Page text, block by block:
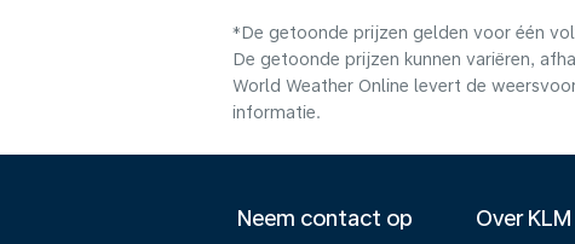
*De getoonde prijzen gelden voor één
De getoonde prijzen kunnen variëren,
World Weather Online levert de
informatie.
Neem contact op Over KLM